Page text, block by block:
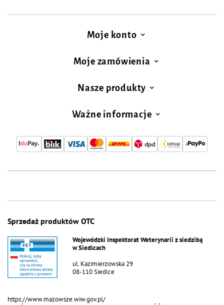
Moje konto
Moje zamówienia
Nasze produkty
Ważne informacje
Sprzedaż produktów OTC
Wojewódzki Inspektorat Weterynarii z siedzibą
w Siedlcach
ul. Kazimierzowska 29
08-110 Siedlce
https://www.mazowsze.wiw.gov.pl/